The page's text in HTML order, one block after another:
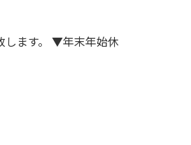
します。 ▼年末年始休